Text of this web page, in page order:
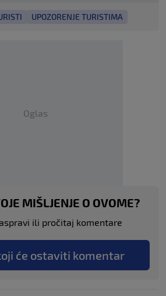
UPOZORENJE TURISTIMA
Oglas
MIŠLJENJE O OVOME?
ili pročitaj komentare
će ostaviti komentar